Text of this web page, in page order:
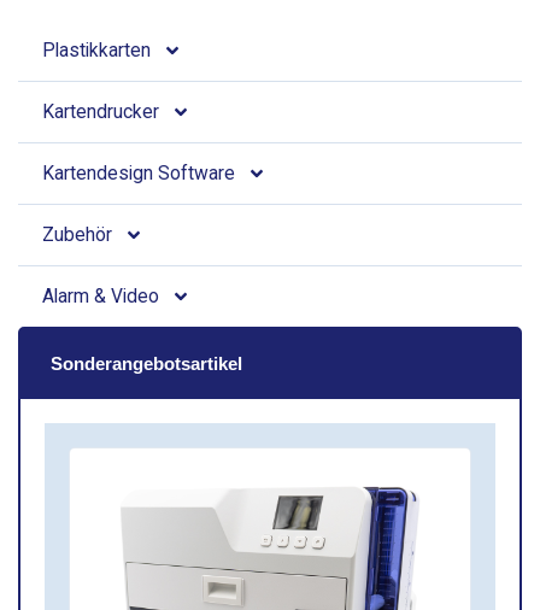
Plastikkarten
Kartendrucker
Kartendesign Software
Zubehör
Alarm & Video
Sonderangebotsartikel